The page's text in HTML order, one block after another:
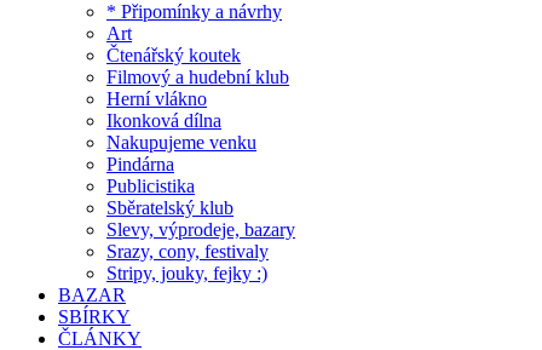
* Připomínky a návrhy
Art
Čtenářský koutek
Filmový a hudební klub
Herní vlákno
Ikonková dílna
Nakupujeme venku
Pindárna
Publicistika
Sběratelský klub
Slevy, výprodeje, bazary
Srazy, cony, festivaly
Stripy, jouky, fejky :)
BAZAR
SBÍRKY
ČLÁNKY